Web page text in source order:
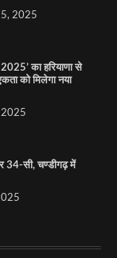
2025
का हरियाणा से
को मिलेगा नया
34-सी, चण्डीगढ़ में